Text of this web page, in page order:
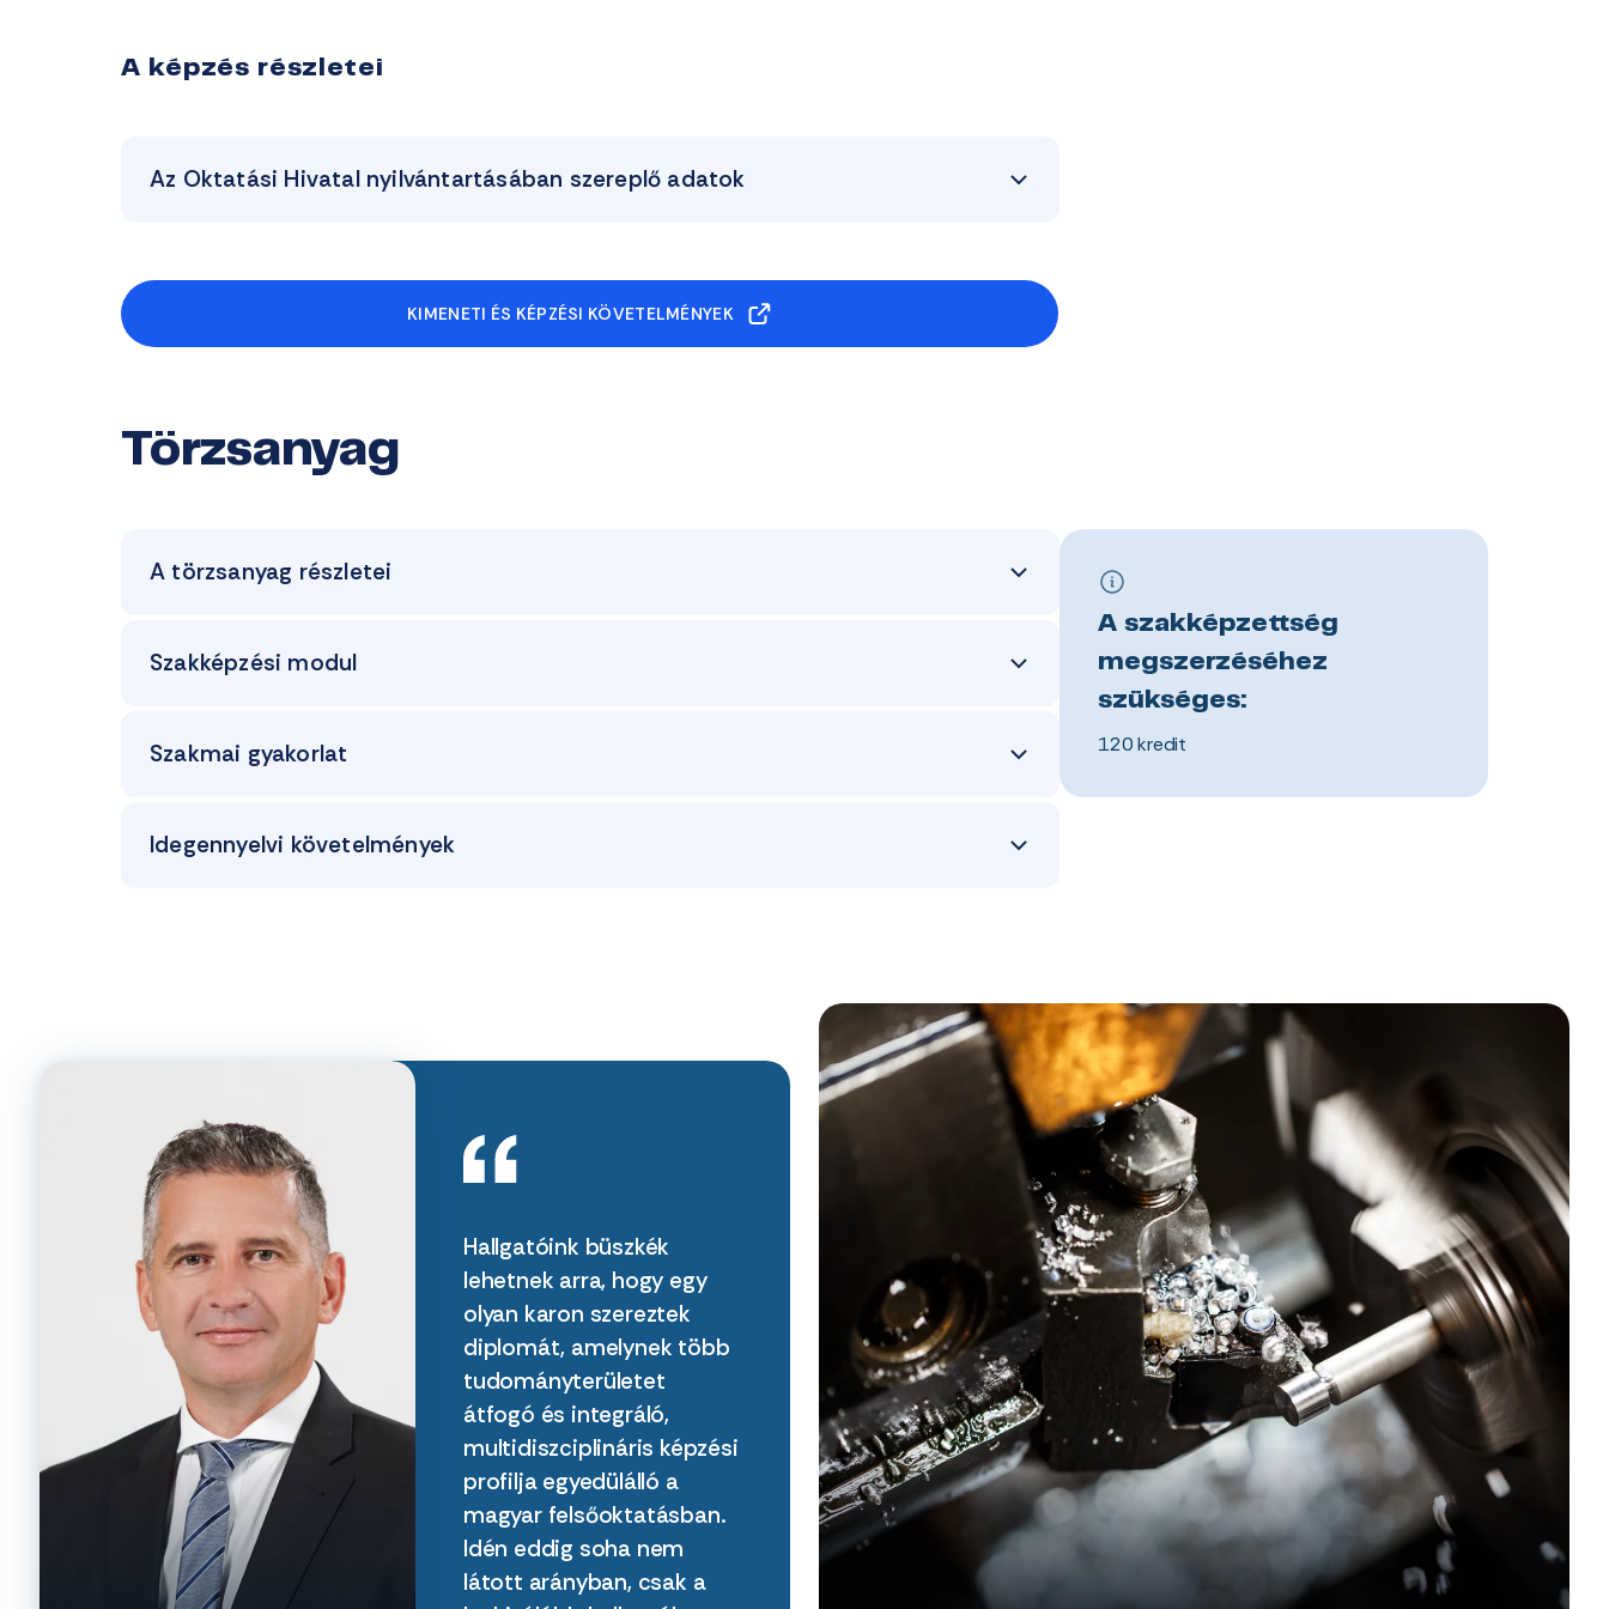
A képzés részletei
Az Oktatási Hivatal nyilvántartásában szereplő adatok
KIMENETI ÉS KÉPZÉSI KÖVETELMÉNYEK
Törzsanyag
A törzsanyag részletei
Szakképzési modul
Szakmai gyakorlat
Idegennyelvi követelmények
A szakképzettség
megszerzéséhez
szükséges:
120 kredit
Hallgatóink büszkék
lehetnek arra, hogy egy
olyan karon szereztek
diplomát, amelynek több
tudományterületet
átfogó és integráló,
multidiszciplináris képzési
profilja egyedülálló a
magyar felsőoktatásban.
Idén eddig soha nem
látott arányban, csak a